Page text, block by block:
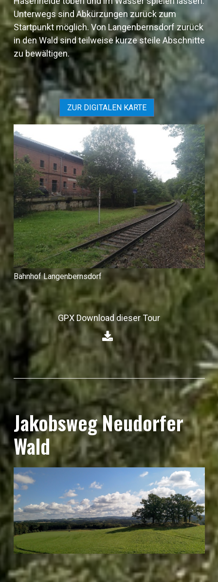
Unterwegs sind Abkürzungen zurück zum
Startpunkt möglich. Von Langenbernsdorf zurück
in den Wald sind teilweise kurze steile Abschnitte
zu bewältigen.
ZUR DIGITALEN KARTE
Bahnhof Langenbernsdorf
GPX Download dieser Tour
⁣
Jakobsweg Neudorfer
Wald